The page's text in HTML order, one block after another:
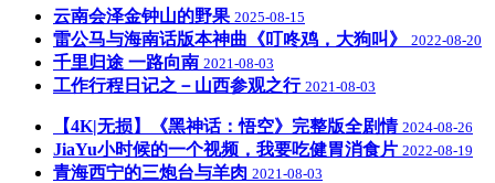
云南会泽金钟山的野果 2025-08-15
雷公马与海南话版本神曲《叮咚鸡，大狗叫》 2022-08-20
千里归途 一路向南 2021-08-03
工作行程日记之－山西参观之行 2021-08-03
【4K|无损】《黑神话：悟空》完整版全剧情 2024-08-26
JiaYu小时候的一个视频，我要吃健胃消食片 2022-08-19
青海西宁的三炮台与羊肉 2021-08-03